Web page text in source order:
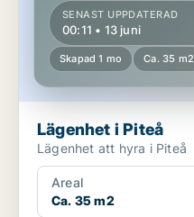
SENAST UPPDATERAD
00:11 • 13 juni
Skapad 1 mo Ca. 35 m2
Lägenhet i Piteå
Lägenhet att hyra i Piteå
Areal
Ca. 35 m2